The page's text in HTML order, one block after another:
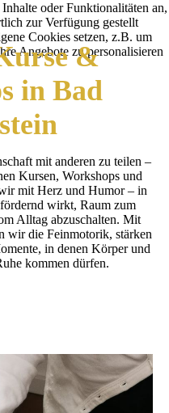
&
in Bad
mit anderen zu teilen –
Kursen, Workshops und
mit Herz und Humor – in
wirkt, Raum zum
Alltag abzuschalten. Mit
wir die Feinmotorik, stärken
in denen Körper und
kommen dürfen.
oder Funktionalitäten an,
zur Verfügung gestellt
Cookies setzen, z.B. um
Angebote zu personalisieren